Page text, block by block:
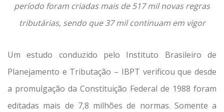
período foram criadas mais de 517 mil novas regras
tributárias, sendo que 37 mil continuam em vigor
Um estudo conduzido pelo Instituto Brasileiro de
Planejamento e Tributação – IBPT verificou que desde
a promulgação da Constituição Federal de 1988 foram
editadas mais de 7,8 milhões de normas. Somente a